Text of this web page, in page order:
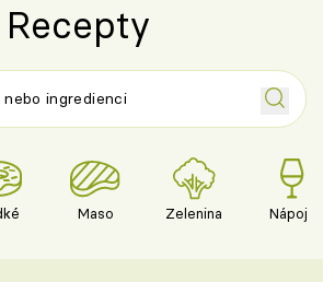
Recepty
Maso Zelenina Nápoje